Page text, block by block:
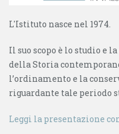
L'Istituto nasce nel 1974.
Il suo scopo è lo studio e
della Storia
l’ordinamento e la
riguardante tale periodo
Leggi la presentazione